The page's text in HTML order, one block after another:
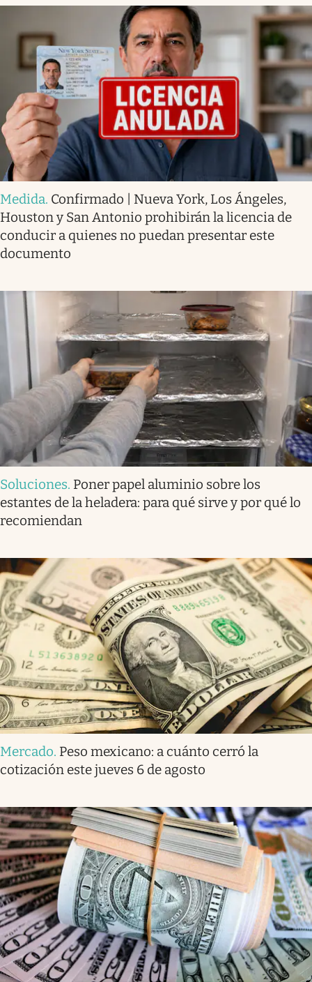
Medida. Confirmado | Nueva York, Los Ángeles,
Houston y San Antonio prohibirán la licencia de
conducir a quienes no puedan presentar este
documento
Soluciones. Poner papel aluminio sobre los
estantes de la heladera: para qué sirve y por qué lo
recomiendan
Mercado. Peso mexicano: a cuánto cerró la
cotización este jueves 6 de agosto